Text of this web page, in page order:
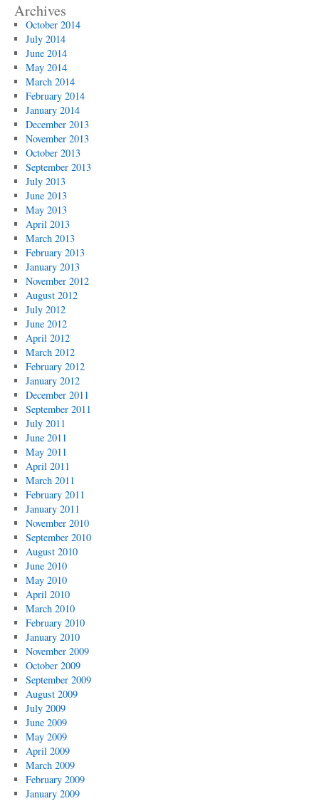
Archives
October 2014
July 2014
June 2014
May 2014
March 2014
February 2014
January 2014
December 2013
November 2013
October 2013
September 2013
July 2013
June 2013
May 2013
April 2013
March 2013
February 2013
January 2013
November 2012
August 2012
July 2012
June 2012
April 2012
March 2012
February 2012
January 2012
December 2011
September 2011
July 2011
June 2011
May 2011
April 2011
March 2011
February 2011
January 2011
November 2010
September 2010
August 2010
June 2010
May 2010
April 2010
March 2010
February 2010
January 2010
November 2009
October 2009
September 2009
August 2009
July 2009
June 2009
May 2009
April 2009
March 2009
February 2009
January 2009